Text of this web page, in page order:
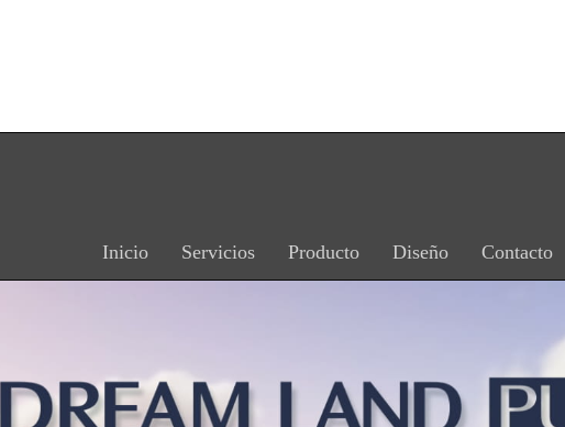
Inicio Servicios Producto Diseño Contacto